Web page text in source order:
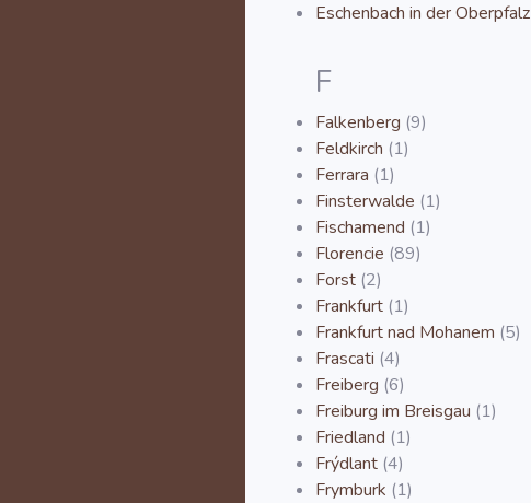
Eschenbach in der Oberpfalz
F
Falkenberg (9)
Feldkirch (1)
Ferrara (1)
Finsterwalde (1)
Fischamend (1)
Florencie (89)
Forst (2)
Frankfurt (1)
Frankfurt nad Mohanem (5)
Frascati (4)
Freiberg (6)
Freiburg im Breisgau (1)
Friedland (1)
Frýdlant (4)
Frymburk (1)